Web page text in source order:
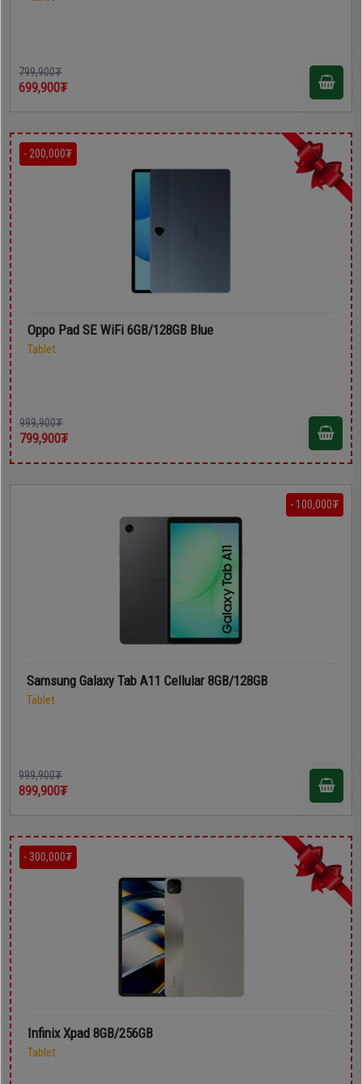
799,900₮
699,900₮
- 200,000₮
Oppo Pad SE WiFi 6GB/128GB Blue
Tablet
999,900₮
799,900₮
- 100,000₮
Samsung Galaxy Tab A11 Cellular 8GB/128GB
Tablet
999,900₮
899,900₮
- 300,000₮
Infinix Xpad 8GB/256GB
Tablet